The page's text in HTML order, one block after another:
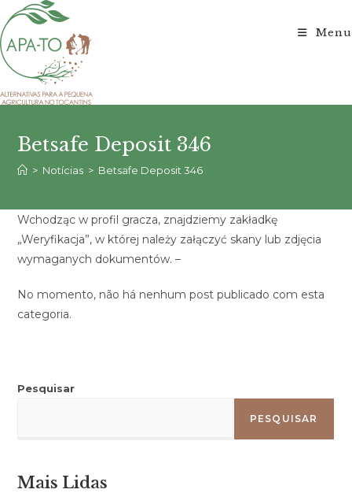
para
o
conteúdo
Menu
Betsafe Deposit 346
> Notícias > Betsafe Deposit 346
Wchodząc w profil gracza, znajdziemy zakładkę
„Weryfikacja”, w której należy załączyć skany lub zdjęcia
wymaganych dokumentów. –
No momento, não há nenhum post publicado com esta
categoria.
Pesquisar
PESQUISAR
Mais Lidas